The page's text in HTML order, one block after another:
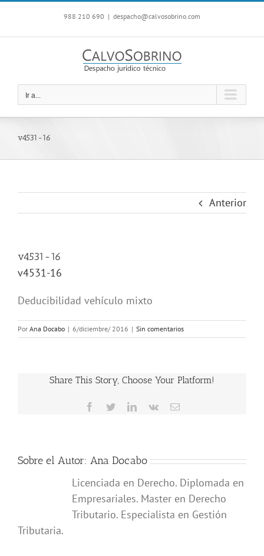
contenido
988 210 690 | despacho@calvosobrino.com
Ir a...
v4531-16
Anterior
v4531-16
v4531-16
Deducibilidad vehículo mixto
Por Ana Docabo | 6/diciembre/ 2016 | Sin comentarios
Share This Story, Choose Your Platform!
Facebook
TwitterLinkedIn
Vk
Correo
Sobre el Autor: Ana Docabo
Licenciada en Derecho. Diplomada en
Empresariales. Master en Derecho
Tributario. Especialista en Gestión
Tributaria.